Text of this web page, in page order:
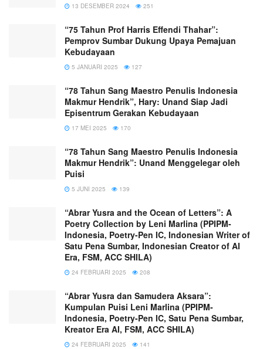
13 DESEMBER 2024 251
“75 Tahun Prof Harris Effendi Thahar”:
Pemprov Sumbar Dukung Upaya Pemajuan
Kebudayaan
5 JANUARI 2025 127
“78 Tahun Sang Maestro Penulis Indonesia
Makmur Hendrik”, Hary: Unand Siap Jadi
Episentrum Gerakan Kebudayaan
17 MEI 2025 170
“78 Tahun Sang Maestro Penulis Indonesia
Makmur Hendrik”: Unand Menggelegar oleh
Puisi
5 JUNI 2025 139
“Abrar Yusra and the Ocean of Letters”: A
Poetry Collection by Leni Marlina (PPIPM-
Indonesia, Poetry-Pen IC, Indonesian Writer of
Satu Pena Sumbar, Indonesian Creator of AI
Era, FSM, ACC SHILA)
24 FEBRUARI 2025 208
“Abrar Yusra dan Samudera Aksara”:
Kumpulan Puisi Leni Marlina (PPIPM-
Indonesia, Poetry-Pen IC, Satu Pena Sumbar,
Kreator Era AI, FSM, ACC SHILA)
24 FEBRUARI 2025 141